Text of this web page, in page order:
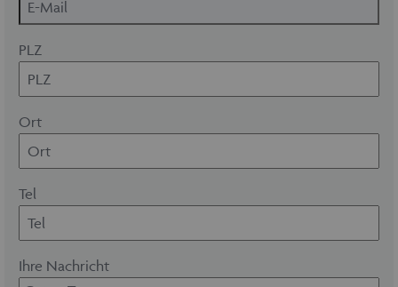
PLZ
Ort
Tel
Ihre Nachricht